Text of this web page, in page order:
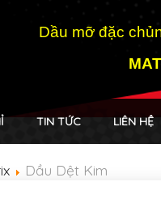
Dầu mỡ đặc
TIN TỨC LIÊN HỆ
Dầu Dệt Kim